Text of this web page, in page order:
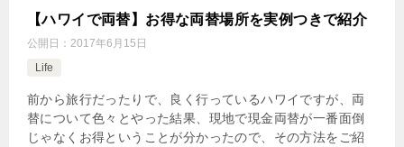
【ハワイで両替】お得な両替場所を実例つきで紹介
公開日： 2017年6月15日
Life
前から旅行だったりで、良く行っているハワイですが、両
替について色々とやった結果、現地で現金両替が一番面倒
じゃなくお得ということが分かったので、その方法をご紹